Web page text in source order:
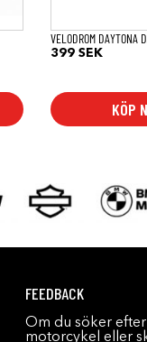
VELODROM DAYTONA
399SEK
KÖP
FEEDBACK
Om du söker efter
motorcykel eller